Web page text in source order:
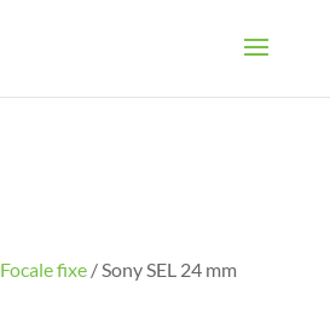
Focale fixe/ Sony SEL 24 mm